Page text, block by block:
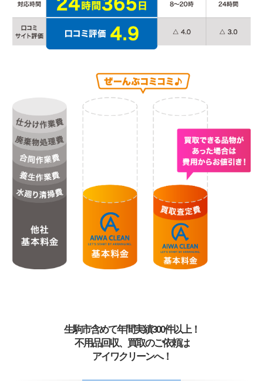
生駒市含めて年間実績300件以上！
不用品回収、買取のご依頼は
アイワクリーンへ！